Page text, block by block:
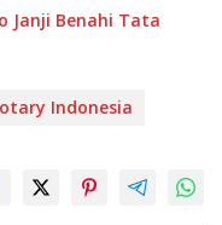
Janji Benahi Tata
Indonesia